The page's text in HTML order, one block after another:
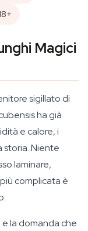
Magici
sigillato di
ha già
e calore, i
storia. Niente
laminare,
complicata è
la domanda che